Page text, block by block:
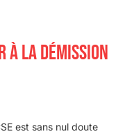
À LA DÉMISSION
est sans nul doute